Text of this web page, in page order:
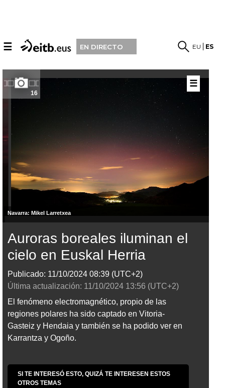
☰ EN DIRECTO EU ES
16
Navarra: Mikel Larretxea
Auroras boreales iluminan el
cielo en Euskal Herria
Publicado: 11/10/2024 08:39 (UTC+2)
Última actualización: 11/10/2024 13:56 (UTC+2)
El fenómeno electromagnético, propio de las
regiones polares ha sido captado en Vitoria-
Gasteiz y Hendaia y también se ha podido ver en
Karrantza y Ogoño.
SI TE INTERESÓ ESTO, QUIZÁ TE INTERESEN ESTOS
OTROS TEMAS
☰